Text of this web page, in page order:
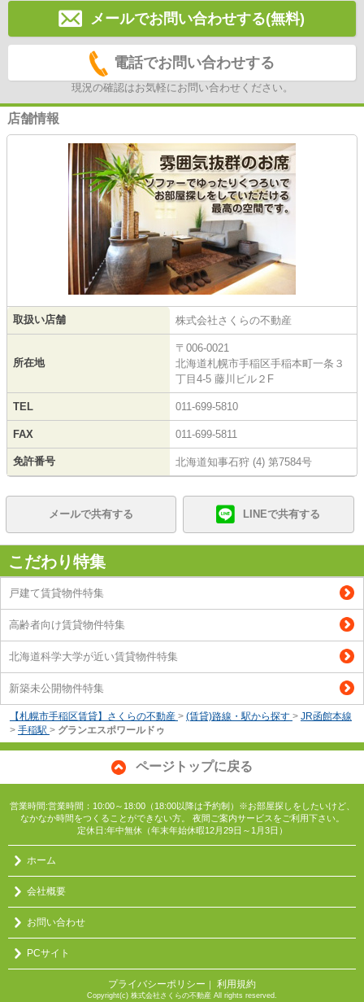
メールでお問い合わせする(無料)
電話でお問い合わせする
現況の確認はお気軽にお問い合わせください。
店舗情報
取扱い店舗 株式会社さくらの不動産
所在地
〒006-0021
北海道札幌市手稲区手稲本町一条３
丁目4-5 藤川ビル２F
TEL 011-699-5810
FAX 011-699-5811
免許番号 北海道知事石狩 (4) 第7584号
メールで共有する LINEで共有する
こだわり特集
戸建て賃貸物件特集
高齢者向け賃貸物件特集
北海道科学大学が近い賃貸物件特集
新築未公開物件特集
【札幌市手稲区賃貸】さくらの不動産 > (賃貸)路線・駅から探す > JR函館本線
> 手稲駅 > グランエスポワールドゥ
ページトップに戻る
営業時間:営業時間：10:00～18:00（18:00以降は予約制）※お部屋探しをしたいけど、
なかなか時間をつくることができない方。 夜間ご案内サービスをご利用下さい。
定休日:年中無休（年末年始休暇12月29日～1月3日）
ホーム
会社概要
お問い合わせ
PCサイト
プライバシーポリシー ｜ 利用規約
Copyright(c) 株式会社さくらの不動産 All rights reserved.